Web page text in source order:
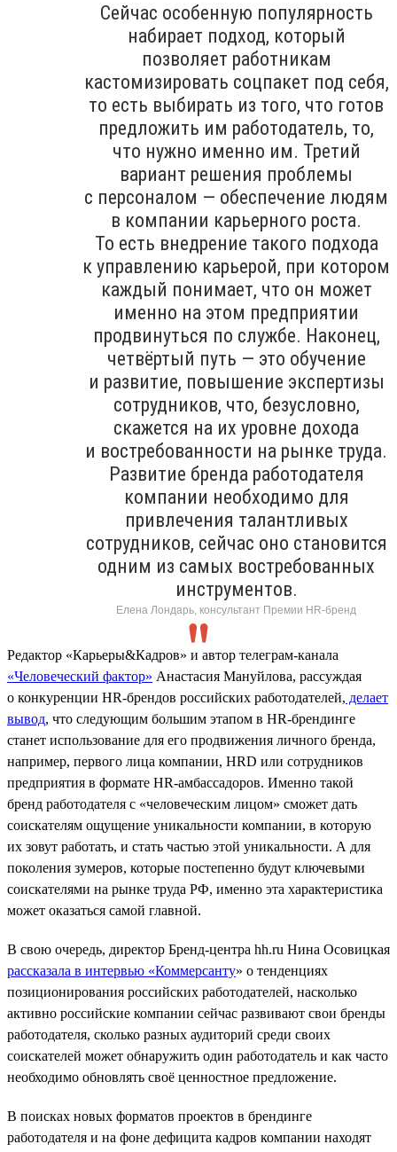
Сейчас особенную популярность
набирает подход, который
позволяет работникам
кастомизировать соцпакет под себя,
то есть выбирать из того, что готов
предложить им работодатель, то,
что нужно именно им. Третий
вариант решения проблемы
с персоналом — обеспечение людям
в компании карьерного роста.
То есть внедрение такого подхода
к управлению карьерой, при котором
каждый понимает, что он может
именно на этом предприятии
продвинуться по службе. Наконец,
четвёртый путь — это обучение
и развитие, повышение экспертизы
сотрудников, что, безусловно,
скажется на их уровне дохода
и востребованности на рынке труда.
Развитие бренда работодателя
компании необходимо для
привлечения талантливых
сотрудников, сейчас оно становится
одним из самых востребованных
инструментов.
Елена Лондарь, консультант Премии HR-бренд
Редактор «Карьеры&Кадров» и автор телеграм-канала
«Человеческий фактор» Анастасия Мануйлова, рассуждая
о конкуренции HR-брендов российских работодателей, делает
вывод, что следующим большим этапом в HR-брендинге
станет использование для его продвижения личного бренда,
например, первого лица компании, HRD или сотрудников
предприятия в формате HR-амбассадоров. Именно такой
бренд работодателя с «человеческим лицом» сможет дать
соискателям ощущение уникальности компании, в которую
их зовут работать, и стать частью этой уникальности. А для
поколения зумеров, которые постепенно будут ключевыми
соискателями на рынке труда РФ, именно эта характеристика
может оказаться самой главной.
В свою очередь, директор Бренд-центра hh.ru Нина Осовицкая
рассказала в интервью «Коммерсанту» о тенденциях
позиционирования российских работодателей, насколько
активно российские компании сейчас развивают свои бренды
работодателя, сколько разных аудиторий среди своих
соискателей может обнаружить один работодатель и как часто
необходимо обновлять своё ценностное предложение.
В поисках новых форматов проектов в брендинге
работодателя и на фоне дефицита кадров компании находят